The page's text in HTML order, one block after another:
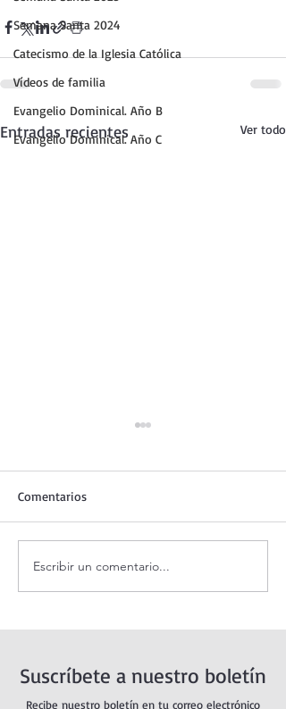
Semana Santa 2024
Catecismo de la Iglesia Católica
Vídeos de familia
Evangelio Dominical. Año B
Evangelio Dominical. Año C
Entradas recientes Ver todo
Oración de la mañana. 8 de
agosto.
Comentarios
Escribir un comentario...
Suscríbete a nuestro boletín
Recibe nuestro boletín en tu correo electrónico